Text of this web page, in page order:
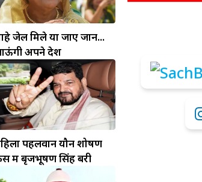
जेल मिले या जाए जान...
अपने देश
पहलवान यौन शोषण
में बृजभूषण सिंह बरी
कुंभ
के अवसरों में वृद्धि के साथ अपनी योजनाओं
काम करते रहे।
संभलकर
विवादों